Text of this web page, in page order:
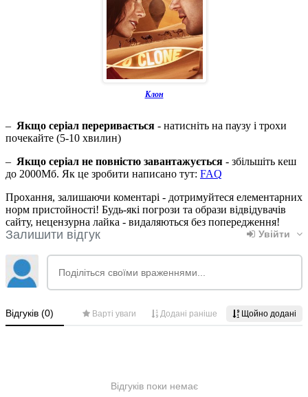
Клон
– Якщо серіал переривається - натисніть на паузу і трохи
почекайте (5-10 хвилин)
– Якщо серіал не повністю завантажується - збільшіть кеш
до 2000Мб. Як це зробити написано тут: FAQ
Прохання, залишаючи коментарі - дотримуйтеся елементарних
норм пристойності! Будь-які погрози та образи відвідувачів
сайту, нецензурна лайка - видаляються без попередження!